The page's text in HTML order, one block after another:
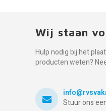
Wij staan
Hulp nodig bij het
producten weten?
Stuur ons